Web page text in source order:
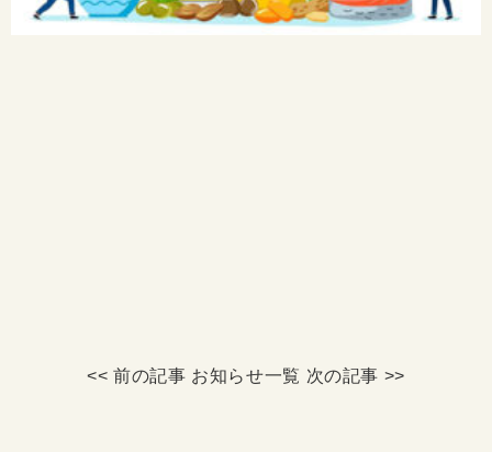
<< 前の記事 お知らせ一覧 次の記事 >>